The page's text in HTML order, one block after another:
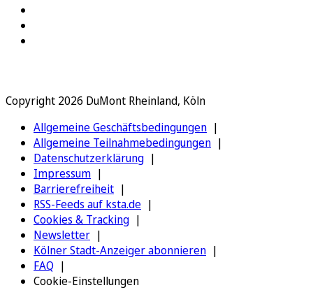
Copyright 2026 DuMont Rheinland, Köln
Allgemeine Geschäftsbedingungen
Allgemeine Teilnahmebedingungen
Datenschutzerklärung
Impressum
Barrierefreiheit
RSS-Feeds auf ksta.de
Cookies & Tracking
Newsletter
Kölner Stadt-Anzeiger abonnieren
FAQ
Cookie-Einstellungen